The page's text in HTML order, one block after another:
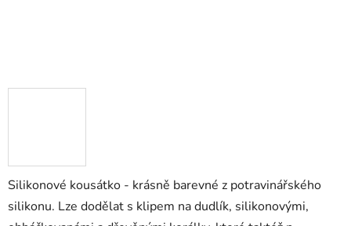
Silikonové kousátko - krásně barevné z potravinářského
silikonu. Lze dodělat s klipem na dudlík, silikonovými,